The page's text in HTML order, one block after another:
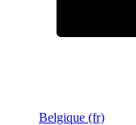
Belgique (fr)